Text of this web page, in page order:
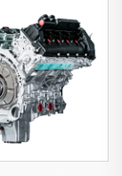
en
para
Benz C200,
e E300